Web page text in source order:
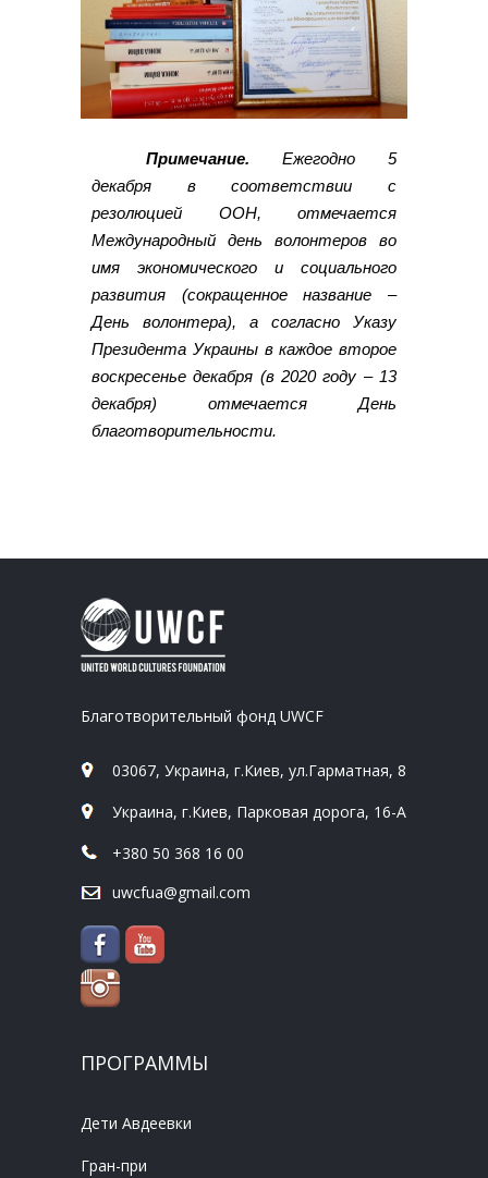
Примечание. Ежегодно 5
декабря в соответствии с
резолюцией ООН, отмечается
Международный день волонтеров во
имя экономического и социального
развития (сокращенное название –
День волонтера), а согласно Указу
Президента Украины в каждое второе
воскресенье декабря (в 2020 году – 13
декабря) отмечается День
благотворительности.
Благотворительный фонд UWCF
03067, Украина, г.Киев, ул.Гарматная, 8
Украина, г.Киев, Парковая дорога, 16-А
+380 50 368 16 00
uwcfua@gmail.com
ПРОГРАММЫ
Дети Авдеевки
Гран-при